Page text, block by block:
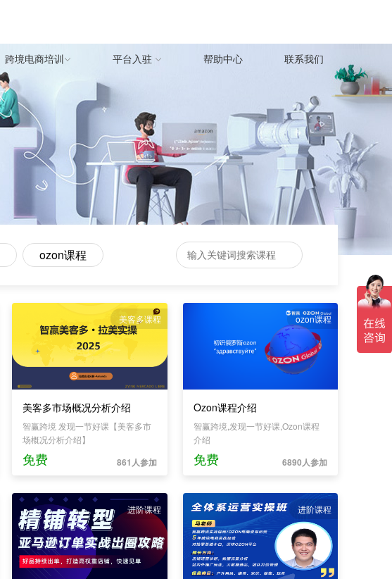
跨境电商培训 平台入驻 帮助中心 联系我们
ozon课程
美客多课程
美客多市场概况分析介绍
智赢跨境 发现一节好课【美客多市
场概况分析介绍】
免费 861人参加
ozon课程
Ozon课程介绍
智赢跨境,发现一节好课,Ozon课程
介绍
免费 6890人参加
进阶课程 进阶课程